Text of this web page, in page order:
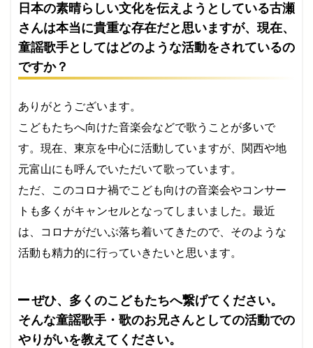
日本の素晴らしい文化を伝えようとしている古瀬
さんは本当に貴重な存在だと思いますが、現在、
童謡歌手としてはどのような活動をされているの
ですか？
ありがとうございます。
こどもたちへ向けた音楽会などで歌うことが多いで
す。現在、東京を中心に活動していますが、関西や地
元富山にも呼んでいただいて歌っています。
ただ、このコロナ禍でこども向けの音楽会やコンサー
トも多くがキャンセルとなってしまいました。最近
は、コロナがだいぶ落ち着いてきたので、そのような
活動も精力的に行っていきたいと思います。
ぜひ、多くのこどもたちへ繋げてください。
そんな童謡歌手・歌のお兄さんとしての活動での
やりがいを教えてください。